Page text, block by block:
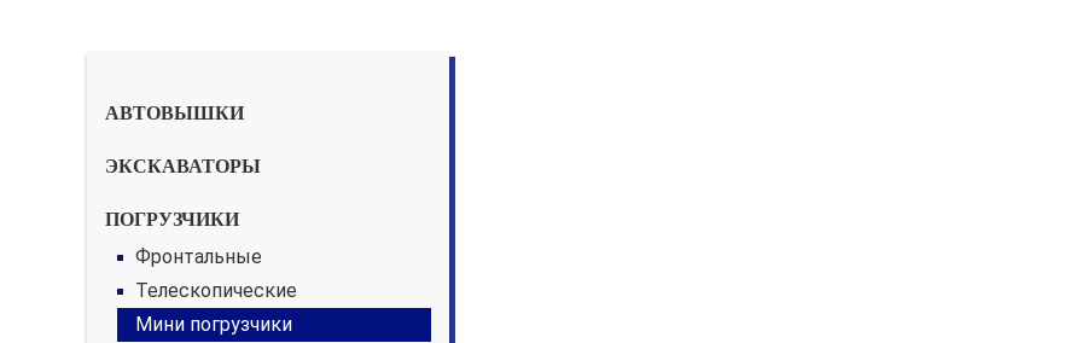
АВТОВЫШКИ
ЭКСКАВАТОРЫ
ПОГРУЗЧИКИ
Фронтальные
Телескопические
Мини погрузчики